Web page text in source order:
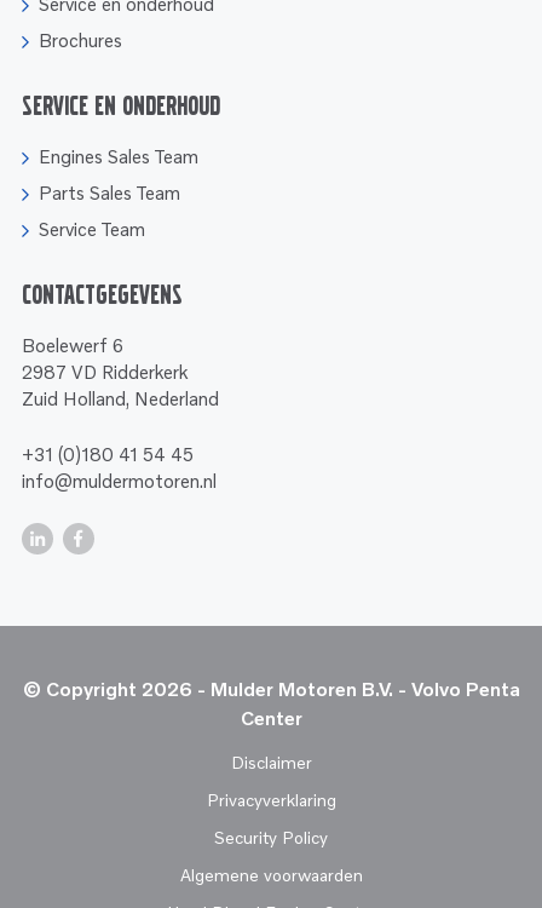
Brochures
Service en onderhoud
Engines Sales Team
Parts Sales Team
Service Team
Contactgegevens
Boelewerf 6
2987 VD Ridderkerk
Zuid Holland, Nederland
+31 (0)180 41 54 45
info@muldermotoren.nl
© Copyright 2026 - Mulder Motoren B.V. - Volvo Penta
Center
Disclaimer
Privacyverklaring
Security Policy
Algemene voorwaarden